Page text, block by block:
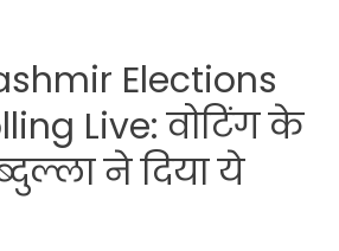
Elections
Live: वोटिंग के
ने दिया ये